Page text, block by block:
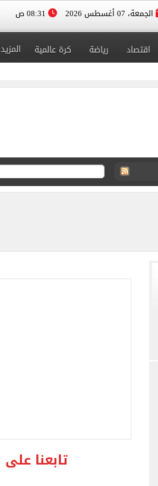
الجمعة، 07 أغسطس 2026
اقتصاد رياضة كرة عالمية المزيد
تابعنا على